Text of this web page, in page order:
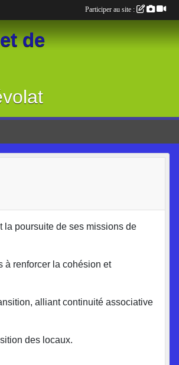
de
la poursuite de ses missions de
à renforcer la cohésion et
alliant continuité associative
des locaux.
Participer au site :